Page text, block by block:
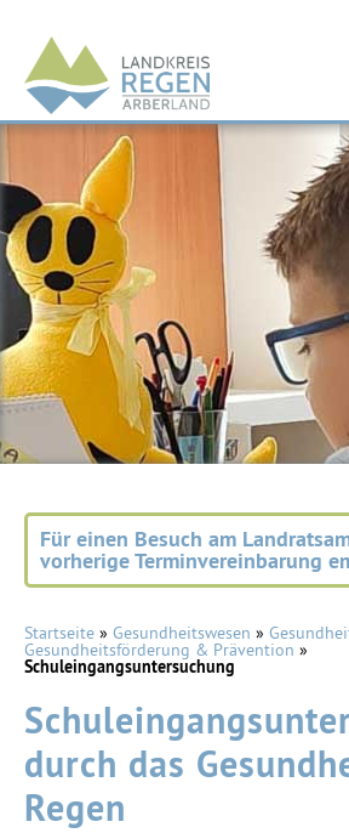
Landkreis
Regen
Für einen Besuch am
vorherige Terminvereinbarung
Startseite » Gesundheitswesen »
Gesundheitsförderung & Prävention »
Schuleingangsuntersuchung
durch das
Regen